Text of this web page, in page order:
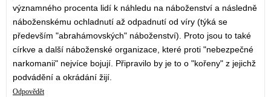
významného procenta lidí k náhledu na náboženství a následně
náboženskému ochladnutí až odpadnutí od víry (týká se
především "abrahámovských" náboženství). Proto jsou to také
církve a další náboženské organizace, které proti "nebezpečné
narkomanii" nejvíce bojují. Připravilo by je to o "kořeny" z jejichž
podvádění a okrádání žijí.
Odpovědět